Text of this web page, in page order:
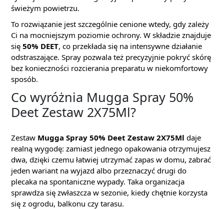
świeżym powietrzu.
To rozwiązanie jest szczególnie cenione wtedy, gdy zależy
Ci na mocniejszym poziomie ochrony. W składzie znajduje
się 50% DEET, co przekłada się na intensywne działanie
odstraszające. Spray pozwala też precyzyjnie pokryć skórę
bez konieczności rozcierania preparatu w niekomfortowy
sposób.
Co wyróżnia Mugga Spray 50%
Deet Zestaw 2X75Ml?
Zestaw Mugga Spray 50% Deet Zestaw 2X75Ml daje
realną wygodę: zamiast jednego opakowania otrzymujesz
dwa, dzięki czemu łatwiej utrzymać zapas w domu, zabrać
jeden wariant na wyjazd albo przeznaczyć drugi do
plecaka na spontaniczne wypady. Taka organizacja
sprawdza się zwłaszcza w sezonie, kiedy chętnie korzysta
się z ogrodu, balkonu czy tarasu.